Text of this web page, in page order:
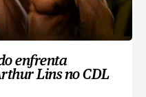
enfrenta
Lins no CDL